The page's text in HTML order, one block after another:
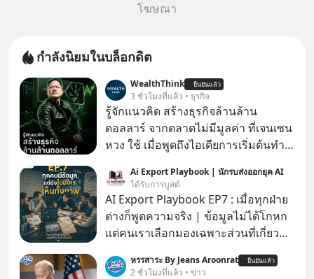
โฆษณา
กำลังนิยมในบล็อกดิต
WealthThink ยืนยันแล้ว
3 ชั่วโมงที่แล้ว • ธุรกิจ
รู้จักแนวคิด สร้างธุรกิจล้านล้าน
ดอลลาร์ จากตลาดไม่มีมูลค่า ที่เจนเซน
หวง ใช้ เมื่อพูดถึงไอเดียการเริ่มต้นทำ
ทำธุรกิจที่อยู่ในตลาดใหญ่ ๆ ที่ต้องมี
ลูกค้า พร้อมขายได้ทันที
Ai Export Playbook | นักรบส่งออกยุค AI
ได้รับการบูสต์
AI Export Playbook EP7 : เมื่อทุกฝ่าย
ต่างก็พูดความจริง | ข้อมูลไม่ได้โกหก
แต่คนเราเลือกมองเฉพาะส่วนที่เกี่ยวกับ
หรรสาระ By Jeans Aroonrat ยืนยันแล้ว
2 ชั่วโมงที่แล้ว • ข่าว